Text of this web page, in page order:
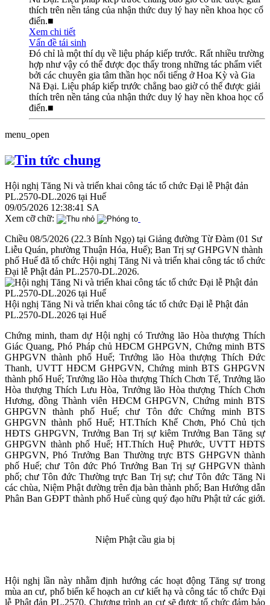
thích trên nền tảng của nhận thức duy lý hay nền khoa học cổ
điển.■
Xem chi tiết
Vấn đề tái sinh
Đó chỉ là một thí dụ về liệu pháp kiếp trước. Rất nhiều trường
hợp như vậy có thể được đọc thấy trong những tác phẩm viết
bởi các chuyên gia tâm thần học nổi tiếng ở Hoa Kỳ và Gia
Nã Đại. Liệu pháp kiếp trước chẳng bao giờ có thể được giải
thích trên nền tảng của nhận thức duy lý hay nền khoa học cổ
điển.■
menu_open
Tin tức chung
Hội nghị Tăng Ni và triển khai công tác tổ chức Đại lễ Phật đản
PL.2570-DL.2026 tại Huế
09/05/2026 12:38:41 SA
Xem cỡ chữ:
Chiều 08/5/2026 (22.3 Bính Ngọ) tại Giảng đường Từ Đàm (01 Sư
Liễu Quán, phường Thuận Hóa, Huế); Ban Trị sự GHPGVN thành
phố Huế đã tổ chức Hội nghị Tăng Ni và triển khai công tác tổ chức
Đại lễ Phật đản PL.2570-DL.2026.
Hội nghị Tăng Ni và triển khai công tác tổ chức Đại lễ Phật đản
PL.2570-DL.2026 tại Huế
Chứng minh, tham dự Hội nghị có Trưởng lão Hòa thượng Thích
Giác Quang, Phó Pháp chủ HĐCM GHPGVN, Chứng minh BTS
GHPGVN thành phố Huế; Trưởng lão Hòa thượng Thích Đức
Thanh, UVTT HĐCM GHPGVN, Chứng minh BTS GHPGVN
thành phố Huế; Trưởng lão Hòa thượng Thích Chơn Tế, Trưởng lão
Hòa thượng Thích Lưu Hòa, Trưởng lão Hòa thượng Thích Chơn
Hương, đồng Thành viên HĐCM GHPGVN, Chứng minh BTS
GHPGVN thành phố Huế; chư Tôn đức Chứng minh BTS
GHPGVN thành phố Huế; HT.Thích Khế Chơn, Phó Chủ tịch
HĐTS GHPGVN, Trưởng Ban Trị sự kiêm Trưởng Ban Tăng sự
GHPGVN thành phố Huế; HT.Thích Huệ Phước, UVTT HĐTS
GHPGVN, Phó Trưởng Ban Thường trực BTS GHPGVN thành
phố Huế; chư Tôn đức Phó Trưởng Ban Trị sự GHPGVN thành
phố; chư Tôn đức Thường trực Ban Trị sự; chư Tôn đức Tăng Ni
các chùa, Niệm Phật đường trên địa bàn thành phố; Ban Hướng dẫn
Phân Ban GĐPT thành phố Huế cùng quý đạo hữu Phật tử các giới.
Niệm Phật cầu gia bị
Hội nghị lần này nhằm định hướng các hoạt động Tăng sự trong
mùa an cư, phổ biến kế hoạch an cư kiết hạ và công tác tổ chức Đại
lễ Phật đản PL.2570. Chương trình an cư sẽ được tổ chức đảm bảo